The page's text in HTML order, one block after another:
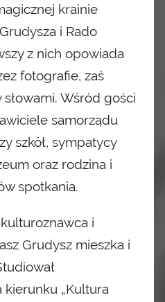
krainie
i Rado
z nich opowiada
fotografie, zaś
Wśród gości
samorządu
szkół, sympatycy
oraz rodzina i
spotkania.
i
Grudysz mieszka i
„Kultura